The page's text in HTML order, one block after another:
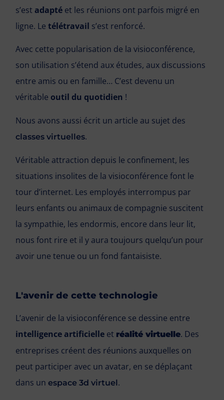
s’est adapté et les réunions ont parfois migré en
ligne. Le télétravail s’est renforcé.
Avec cette popularisation de la visioconférence,
son utilisation s’étend aux études, aux discussions
entre amis ou en famille… C’est devenu un
véritable outil du quotidien !
Nous avons aussi écrit un article au sujet des
classes virtuelles.
Véritable attraction depuis le confinement, les
situations insolites de la visioconférence font le
tour d’internet. Les employés interrompus par
leurs enfants ou animaux de compagnie suscitent
la sympathie, les endormis, encore dans leur lit,
nous font rire et il y aura toujours quelqu’un pour
avoir une tenue ou un fond fantaisiste.
L'avenir de cette technologie
L’avenir de la visioconférence se dessine entre
intelligence artificielle et réalité virtuelle. Des
entreprises créent des réunions auxquelles on
peut participer avec un avatar, en se déplaçant
dans un espace 3d virtuel .